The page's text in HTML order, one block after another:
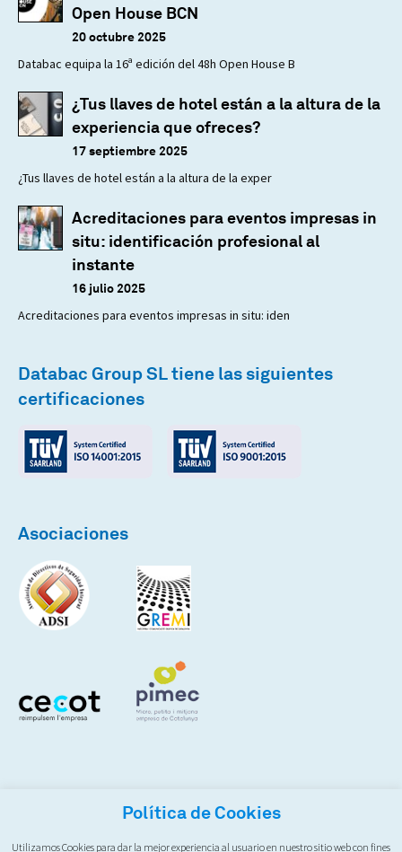
Open House BCN
20 octubre 2025
Databac equipa la 16ª edición del 48h Open House B
¿Tus llaves de hotel están a la altura de la
experiencia que ofreces?
17 septiembre 2025
¿Tus llaves de hotel están a la altura de la exper
Acreditaciones para eventos impresas in
situ: identificación profesional al
instante
16 julio 2025
Acreditaciones para eventos impresas in situ: iden
Databac Group SL tiene las siguientes
certificaciones
Asociaciones
Política de Cookies
Utilizamos Cookies para dar la mejor experiencia al usuario en nuestro sitio web con fines